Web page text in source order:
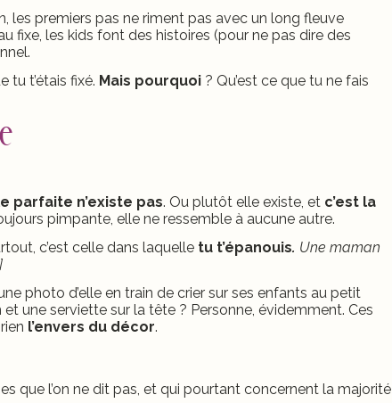
les premiers pas ne riment pas avec un long fleuve
fixe, les kids font des histoires (pour ne pas dire des
tu t’étais fixé. Mais pourquoi ? Qu’est ce que tu ne fais
parfaite n’existe pas. Ou plutôt elle existe, et c’est la
pimpante, elle ne ressemble à aucune autre.
c’est celle dans laquelle tu t’épanouis. Une maman
photo d’elle en train de crier sur ses enfants au petit
une serviette sur la tête ? Personne, évidemment. Ces
l’envers du décor.
que l’on ne dit pas, et qui pourtant concernent la majorité